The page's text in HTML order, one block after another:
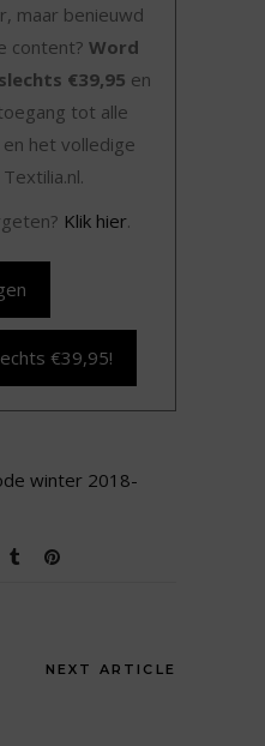
maar benieuwd
content? Word
€39,95 en
tot alle
het volledige
Klik hier.
€39,95!
winter 2018-
NEXT ARTICLE